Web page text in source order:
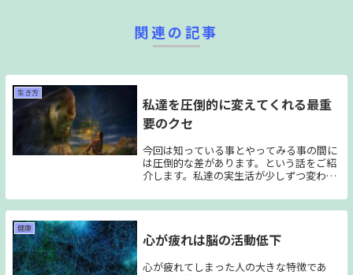
関連の記事
生き方
私達を圧倒的に変えてくれる最重
要のクセ
今回は知っている事とやってみる事の間に
は圧倒的な差があります。という話をご紹
介します。私達の実生活が少しずつ変わっ
す。 知る事とやる事。どうして差があると
いっているのかをご説明できればと思って
健康
心が疲れは脳の活動低下
心が疲れてしまった人の大きな特徴であ